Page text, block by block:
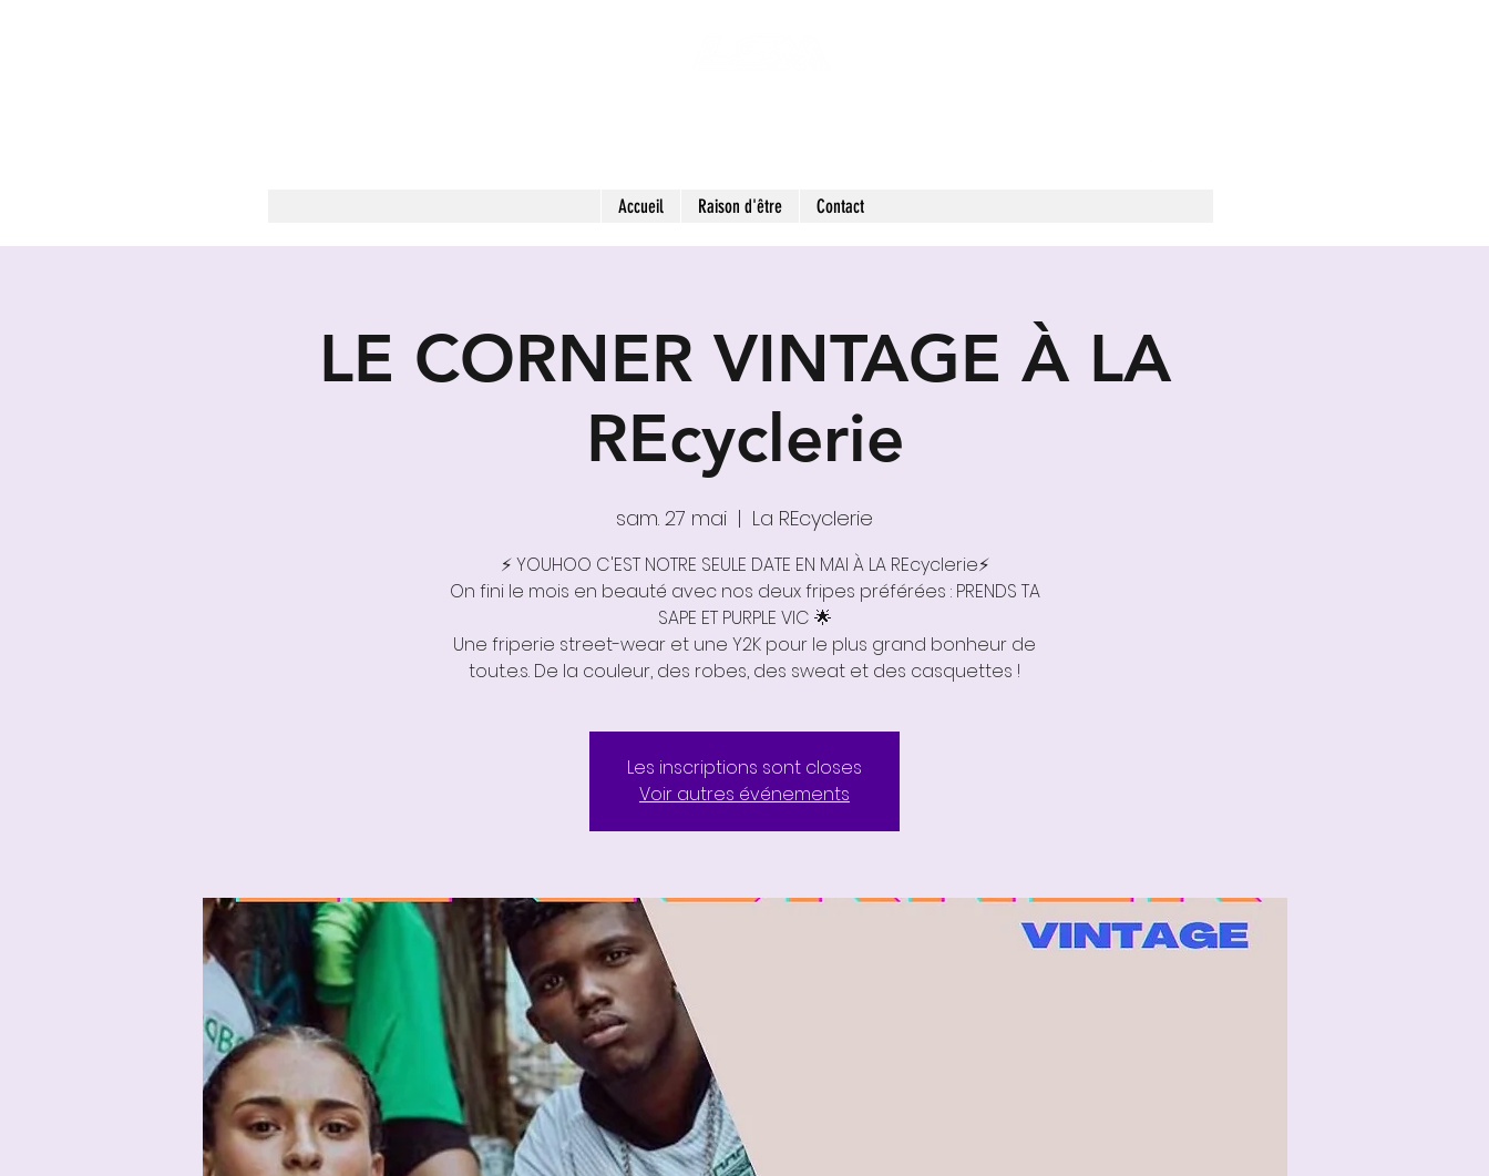
Accueil Raison d'être Contact
LE CORNER VINTAGE À LA
REcyclerie
sam. 27 mai
  |
La REcyclerie
⚡️ YOUHOO C'EST NOTRE SEULE DATE EN MAI À LA REcyclerie⚡️
On fini le mois en beauté avec nos deux fripes préférées : PRENDS TA
SAPE ET PURPLE VIC 🌟
Une friperie street-wear et une Y2K pour le plus grand bonheur de
Les inscriptions sont closes
Voir autres événements